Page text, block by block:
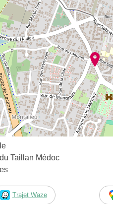
Taillan Médoc
Trajet Waze